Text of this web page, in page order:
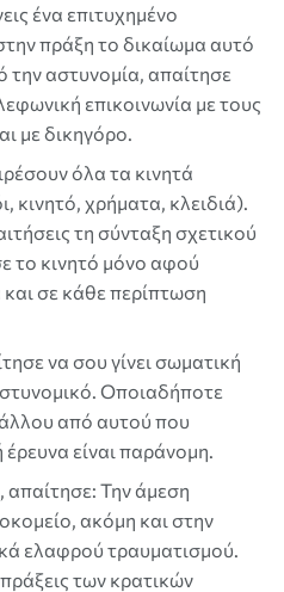
ένα επιτυχημένο
πράξη το δικαίωμα αυτό
την αστυνομία, απαίτησε
επικοινωνία με τους
με δικηγόρο.
όλα τα κινητά
κινητό, χρήματα, κλειδιά).
τη σύνταξη σχετικού
το κινητό μόνο αφού
σε κάθε περίπτωση
να σου γίνει σωματική
Οποιαδήποτε
από αυτού που
είναι παράνομη.
απαίτησε: Την άμεση
ακόμη και στην
ελαφρού τραυματισμού.
πράξεις των κρατικών